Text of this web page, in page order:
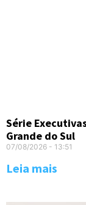
Série
Grande do Sul
07/08/2026 13:51
Leia mais